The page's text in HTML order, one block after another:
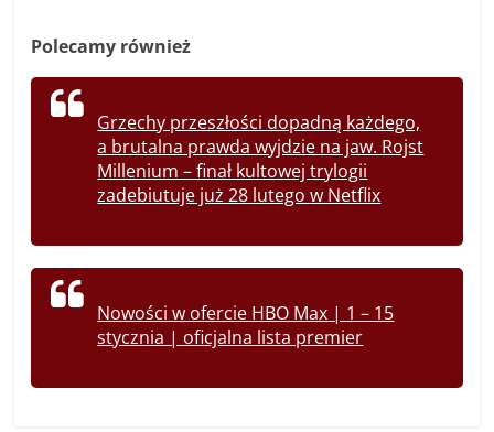
Polecamy również
Grzechy przeszłości dopadną każdego,
a brutalna prawda wyjdzie na jaw. Rojst
Millenium – finał kultowej trylogii
zadebiutuje już 28 lutego w Netflix
Nowości w ofercie HBO Max | 1 – 15
stycznia | oficjalna lista premier